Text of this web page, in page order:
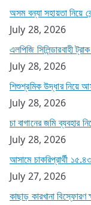
অসম বন্যা সহায়তা নিয়ে
July 28, 2026
এলপিজি সিলিন্ডারবাহী
July 28, 2026
শিশুশ্রমিক উদ্ধার নিয়ে
July 28, 2026
চা বাগানের জমি ব্যবহার
July 28, 2026
আসামে চাকরিপ্রার্থী
July 27, 2026
কাছাড় কারখানা